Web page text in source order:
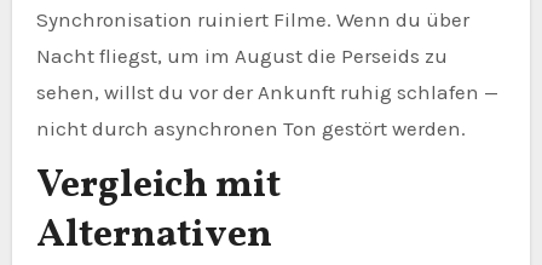
Synchronisation ruiniert Filme. Wenn du über
Nacht fliegst, um im August die Perseids zu
sehen, willst du vor der Ankunft ruhig schlafen —
nicht durch asynchronen Ton gestört werden.
Vergleich mit
Alternativen